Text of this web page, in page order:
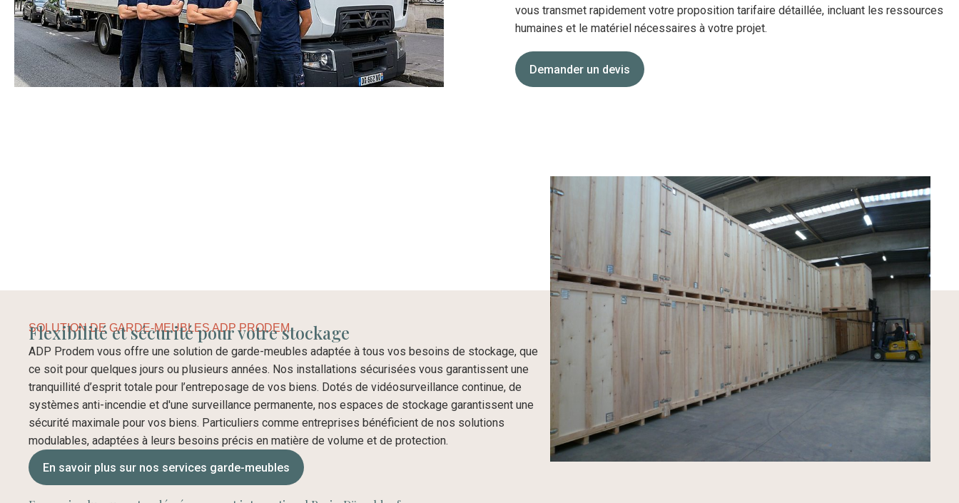
vous transmet rapidement votre proposition tarifaire détaillée, incluant les ressources
humaines et le matériel nécessaires à votre projet.
Demander un devis
SOLUTION DE GARDE-MEUBLES ADP PRODEM
Flexibilité et sécurité pour votre stockage
ADP Prodem vous offre une solution de garde-meubles adaptée à tous vos besoins de stockage, que
ce soit pour quelques jours ou plusieurs années. Nos installations sécurisées vous garantissent une
tranquillité d’esprit totale pour l’entreposage de vos biens. Dotés de vidéosurveillance continue, de
systèmes anti-incendie et d'une surveillance permanente, nos espaces de stockage garantissent une
sécurité maximale pour vos biens. Particuliers comme entreprises bénéficient de nos solutions
modulables, adaptées à leurs besoins précis en matière de volume et de protection.
En savoir plus sur nos services garde-meubles